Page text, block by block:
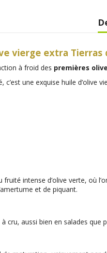
vierge extra Tierras
à froid des premières
une exquise huile d’olive
intense d’olive verte, où
et de piquant.
cru, aussi bien en salades que